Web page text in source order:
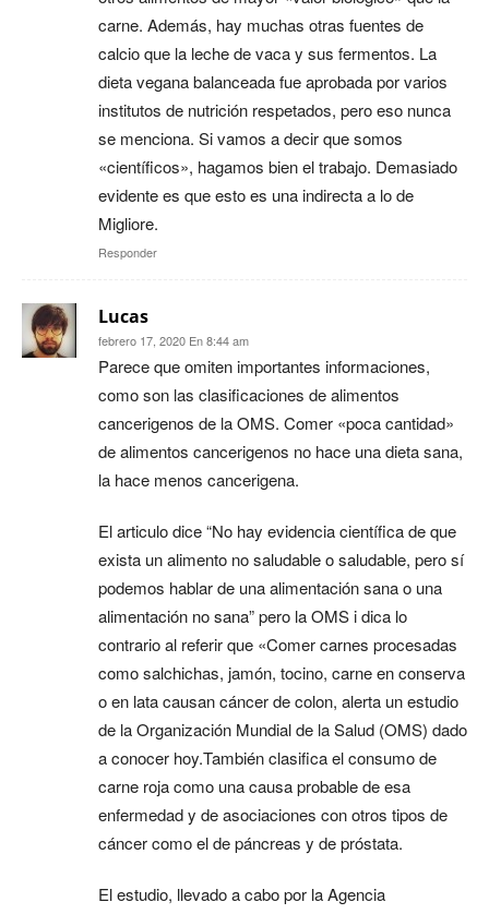
carne. Además, hay muchas otras fuentes de
calcio que la leche de vaca y sus fermentos. La
dieta vegana balanceada fue aprobada por varios
institutos de nutrición respetados, pero eso nunca
se menciona. Si vamos a decir que somos
«científicos», hagamos bien el trabajo. Demasiado
evidente es que esto es una indirecta a lo de
Migliore.
Responder
Lucas
febrero 17, 2020 En 8:44 am
Parece que omiten importantes informaciones,
como son las clasificaciones de alimentos
cancerigenos de la OMS. Comer «poca cantidad»
de alimentos cancerigenos no hace una dieta sana,
la hace menos cancerigena.
El articulo dice “No hay evidencia científica de que
exista un alimento no saludable o saludable, pero sí
podemos hablar de una alimentación sana o una
alimentación no sana” pero la OMS i dica lo
contrario al referir que «Comer carnes procesadas
como salchichas, jamón, tocino, carne en conserva
o en lata causan cáncer de colon, alerta un estudio
de la Organización Mundial de la Salud (OMS) dado
a conocer hoy.También clasifica el consumo de
carne roja como una causa probable de esa
enfermedad y de asociaciones con otros tipos de
cáncer como el de páncreas y de próstata.
El estudio, llevado a cabo por la Agencia